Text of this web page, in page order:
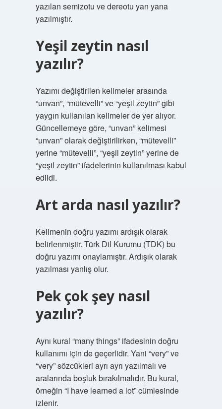
yazılan semizotu ve dereotu yan yana
yazılmıştır.
Yeşil zeytin nasıl
yazılır?
Yazımı değiştirilen kelimeler arasında
“unvan”, “mütevelli” ve “yeşil zeytin” gibi
yaygın kullanılan kelimeler de yer alıyor.
Güncellemeye göre, “unvan” kelimesi
“unvan” olarak değiştirilirken, “mütevelli”
yerine “mütevelli”, “yeşil zeytin” yerine de
“yeşil zeytin” ifadelerinin kullanılması kabul
edildi.
Art arda nasıl yazılır?
Kelimenin doğru yazımı ardışık olarak
belirlenmiştir. Türk Dil Kurumu (TDK) bu
doğru yazımı onaylamıştır. Ardışık olarak
yazılması yanlış olur.
Pek çok şey nasıl
yazılır?
Aynı kural “many things” ifadesinin doğru
kullanımı için de geçerlidir. Yani “very” ve
“very” sözcükleri ayrı ayrı yazılmalı ve
aralarında boşluk bırakılmalıdır. Bu kural,
örneğin “I have learned a lot” cümlesinde
izlenir.